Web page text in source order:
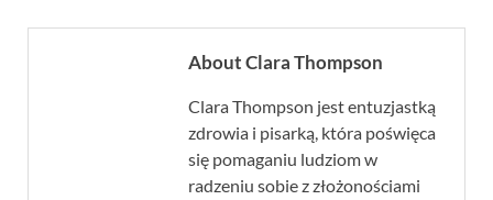
About Clara Thompson
Clara Thompson jest entuzjastką
zdrowia i pisarką, która poświęca
się pomaganiu ludziom w
radzeniu sobie z złożonościami